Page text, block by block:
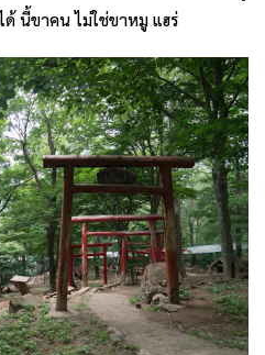
ด้ นี้ขาคน ไม่ใช่ขาหมู แฮร่